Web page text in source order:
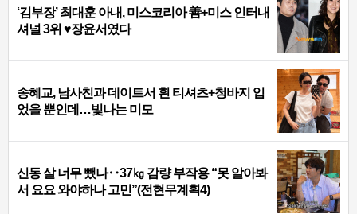
‘김부장’ 최대훈 아내, 미스코리아 善+미스 인터내
셔널 3위 ♥장윤서였다
송혜교, 남사친과 데이트서 흰 티셔츠+청바지 입
었을 뿐인데…빛나는 미모
신동 살 너무 뺐나‥37㎏ 감량 부작용 “못 알아봐
서 요요 와야하나 고민”(전현무계획4)